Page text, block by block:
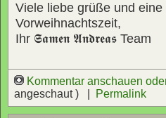
Viele liebe grüße und eine
Vorweihnachtszeit,
Ihr 𝕾𝖆𝖒𝖊𝖓 𝕬𝖓𝖉𝖗𝖊𝖆𝖘 Team
Kommentar anschauen
angeschaut ) |
Permalink